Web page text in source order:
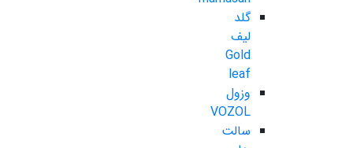
گلد
لیف
Gold
leaf
وزول
VOZOL
سالت